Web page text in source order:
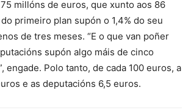
millóns de euros, que xunto aos 86
primeiro plan supón o 1,4% do seu
de tres meses. “E o que van poñer
supón algo máis de cinco
engade. Polo tanto, de cada 100 euros, a
e as deputacións 6,5 euros.